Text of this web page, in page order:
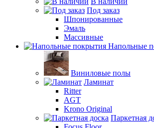
Под заказ
Шпонированные
Эмаль
Массивные
Напольные
Виниловые полы
Ламинат
Ritter
AGT
Krono Original
Паркетная